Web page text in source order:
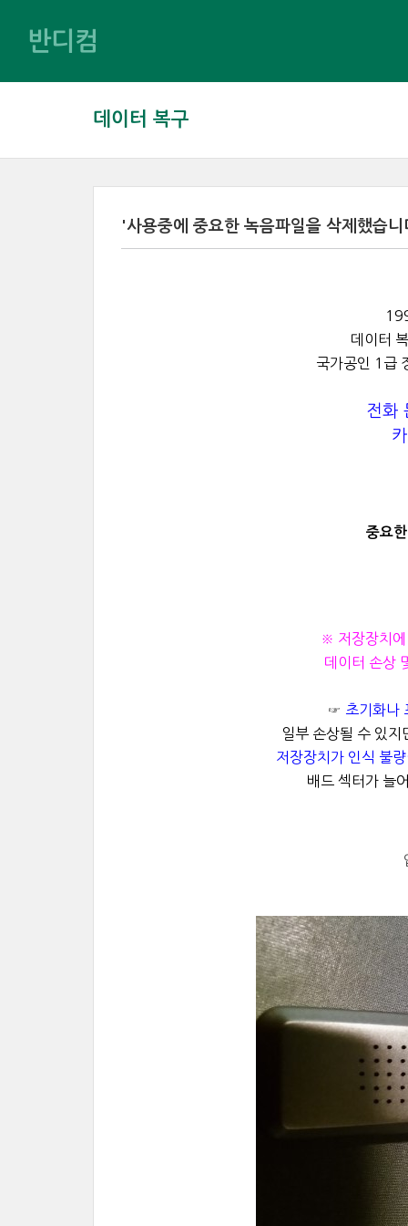
반디컴
데이터 복구
'사용중에 중요한 녹음파일을 삭제했습
데이터
국가공인 1급
전화
중요
※ 저장장치에
데이터 손상
☞ 초기화나
일부 손상될 수 있지
저장장치가 인식 불
배드 섹터가 늘